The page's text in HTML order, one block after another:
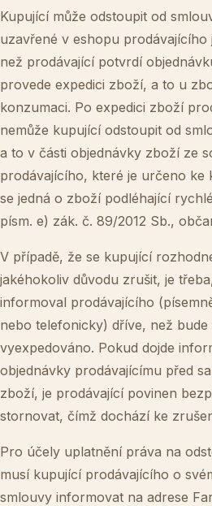
Kupující může odstoupit od
uzavřené v eshopu prodávajícího
než prodávající potvrdí
provede expedici zboží, a to u
konzumaci. Po expedici zboží
nemůže kupující odstoupit od
a to v části objednávky zboží ze
prodávajícího, které je určeno ke
se jedná o zboží podléhající
písm. e) zák. č. 89/2012 Sb.,
V případě, že se kupující
jakéhokoliv důvodu zrušit, je
informoval prodávajícího
nebo telefonicky) dříve, než
vyexpedováno. Pokud dojde
objednávky prodávajícímu před
zboží, je prodávající povinen
stornovat, čímž dochází ke
Pro účely uplatnění práva na
musí kupující prodávajícího o
smlouvy informovat na adrese